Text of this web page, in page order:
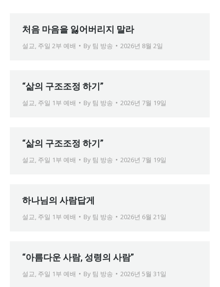
처음 마음을 잃어버리지 말라
설교, 주일 2부 예배 By 팀 방송 2026년 8월 2일
“삶의 구조조정 하기”
설교, 주일 1부 예배 By 팀 방송 2026년 7월 19일
“삶의 구조조정 하기”
설교, 주일 1부 예배 By 팀 방송 2026년 7월 19일
하나님의 사람답게
설교, 주일 1부 예배 By 팀 방송 2026년 6월 21일
“아름다운 사람, 성령의 사람”
설교, 주일 1부 예배 By 팀 방송 2026년 5월 31일